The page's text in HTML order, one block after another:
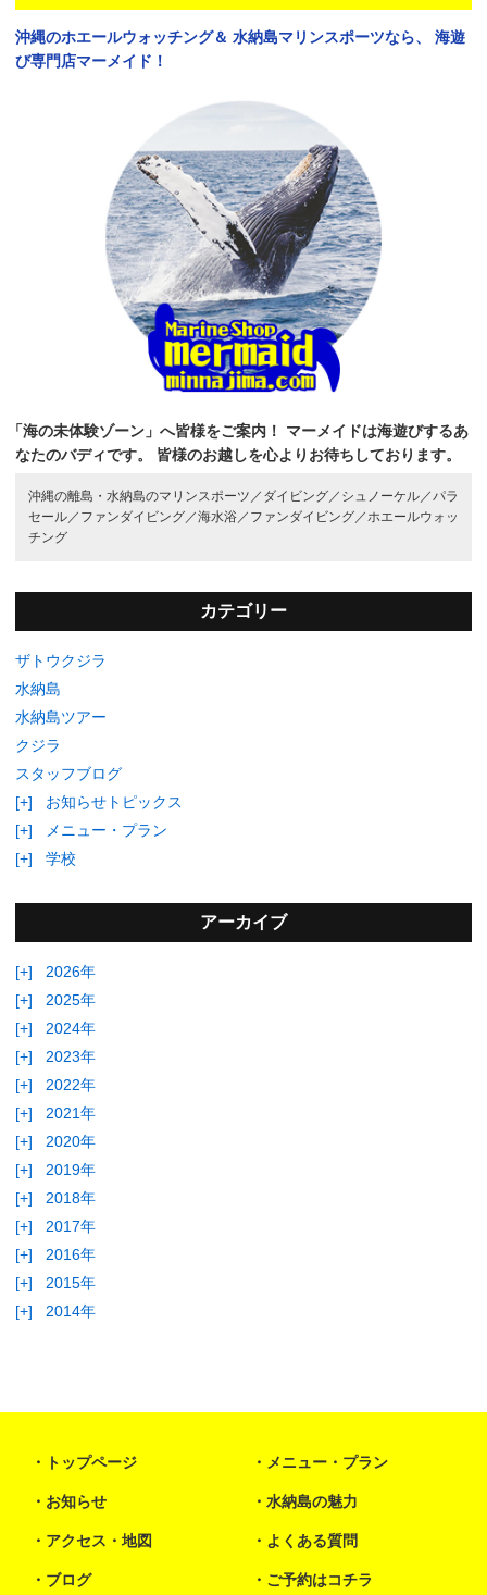
沖縄のホエールウォッチング＆ 水納島マリンスポーツなら、
海遊
び専門店マーメイド！
「海の未体験ゾーン」へ皆様をご案内！
マーメイドは海遊びするあ
なたのバディです。
皆様のお越しを心よりお待ちしております。
沖縄の離島・水納島のマリンスポーツ／ ダイビング／ シュノーケル／パラ
セール／ ファンダイビング／海水浴／ ファンダイビング／ホエールウォッ
チング
カテゴリー
ザトウクジラ
水納島
水納島ツアー
クジラ
スタッフブログ
[+]
お知らせトピックス
[+]
メニュー・プラン
[+]
学校
アーカイブ
[+]
2026年
[+]
2025年
[+]
2024年
[+]
2023年
[+]
2022年
[+]
2021年
[+]
2020年
[+]
2019年
[+]
2018年
[+]
2017年
[+]
2016年
[+]
2015年
[+]
2014年
トップページ メニュー・プラン
お知らせ 水納島の魅力
アクセス・地図 よくある質問
ブログ ご予約はコチラ